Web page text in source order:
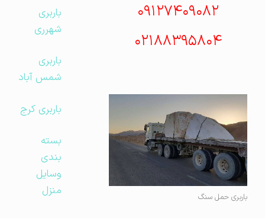
۰۹۱۲۷۴۰۹۰۸۲
۰۲۱۸۸۳۹۵۸۰۴
باربری حمل سنگ
باربری
شهرری
باربری
شمس آباد
باربری کرج
بسته
بندی
وسایل
منزل